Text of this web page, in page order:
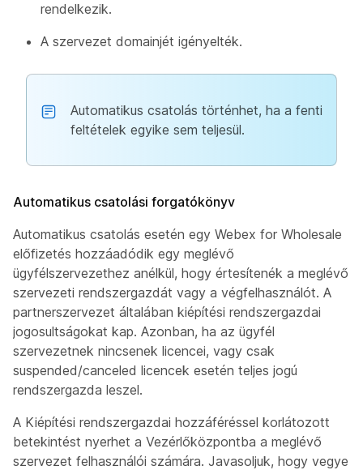
rendelkezik.
A szervezet domainjét igényelték.
Automatikus csatolás történhet, ha a fenti
feltételek egyike sem teljesül.
Automatikus csatolási forgatókönyv
Automatikus csatolás esetén egy Webex for Wholesale
előfizetés hozzáadódik egy meglévő
ügyfélszervezethez anélkül, hogy értesítenék a meglévő
szervezeti rendszergazdát vagy a végfelhasználót. A
partnerszervezet általában kiépítési rendszergazdai
jogosultságokat kap. Azonban, ha az ügyfél
szervezetnek nincsenek licencei, vagy csak
suspended/canceled licencek esetén teljes jogú
rendszergazda leszel.
A Kiépítési rendszergazdai hozzáféréssel korlátozott
betekintést nyerhet a Vezérlőközpontba a meglévő
szervezet felhasználói számára. Javasoljuk, hogy vegye